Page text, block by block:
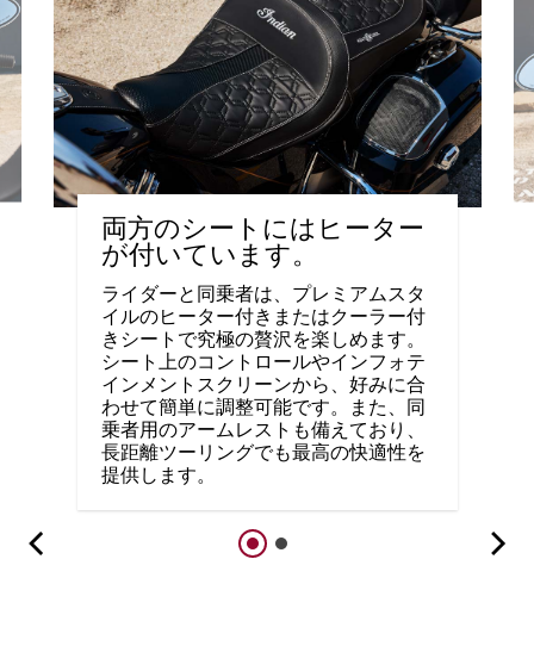
両方のシートにはヒーター
が付いています。
ライダーと同乗者は、プレミアムスタ
イルのヒーター付きまたはクーラー付
きシートで究極の贅沢を楽しめます。
シート上のコントロールやインフォテ
インメントスクリーンから、好みに合
わせて簡単に調整可能です。また、同
乗者用のアームレストも備えており、
長距離ツーリングでも最高の快適性を
提供します。